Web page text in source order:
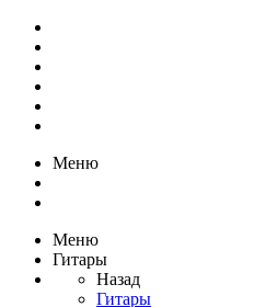
Меню
Меню
Гитары
Назад
Гитары